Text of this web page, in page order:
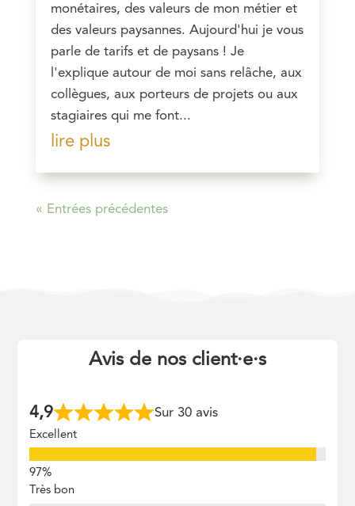
monétaires, des valeurs de mon métier et
des valeurs paysannes. Aujourd'hui je vous
parle de tarifs et de paysans ! Je
l'explique autour de moi sans relâche, aux
collègues, aux porteurs de projets ou aux
stagiaires qui me font...
lire plus
« Entrées précédentes
Avis de nos client·e·s
4,9 Sur 30 avis
Excellent
Très bon